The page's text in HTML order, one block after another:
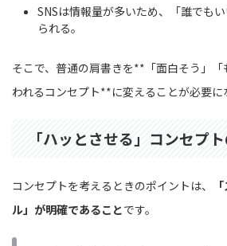
SNSは情報量が多いため、「誰でも
られる。
そこで、普通の肩書きを**「面白そう」
われるコンセプト**に変えることが必要に
「ハッとさせる」コンセプ
コンセプトを考えるときのポイントは、
ル」が明確であることです。